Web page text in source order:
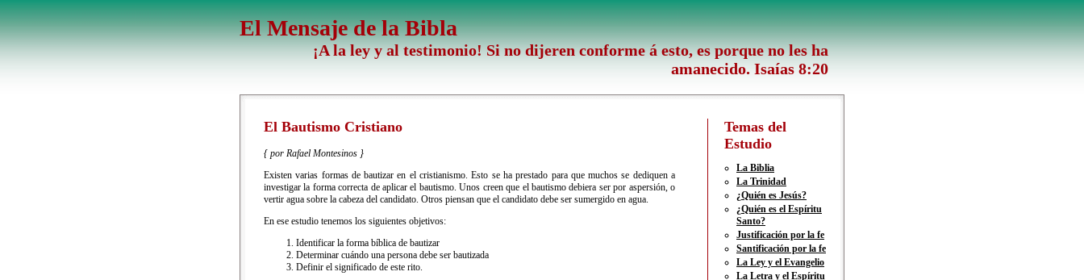
El Mensaje de la Bibla
¡A la ley y al testimonio! Si no dijeren conforme á esto, es porque no les ha
amanecido. Isaías 8:20
El Bautismo Cristiano
{ por Rafael Montesinos }
Existen varias formas de bautizar en el cristianismo. Esto se ha prestado para que muchos se dediquen a
investigar la forma correcta de aplicar el bautismo. Unos creen que el bautismo debiera ser por aspersión, o
vertir agua sobre la cabeza del candidato. Otros piensan que el candidato debe ser sumergido en agua.
En ese estudio tenemos los siguientes objetivos:
Identificar la forma bíblica de bautizar
Determinar cuándo una persona debe ser bautizada
Definir el significado de este rito.
Temas del
Estudio
La Biblia
La Trinidad
¿Quién es Jesús?
¿Quién es el Espíritu
Santo?
Justificación por la fe
Santificación por la fe
La Ley y el Evangelio
La Letra y el Espíritu